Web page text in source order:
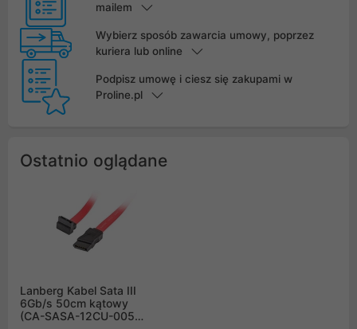
mailem
Wybierz sposób zawarcia umowy, poprzez
kuriera lub online
Podpisz umowę i ciesz się zakupami w
Proline.pl
Ostatnio oglądane
Lanberg Kabel Sata III
6Gb/s 50cm kątowy
(CA-SASA-12CU-0050-